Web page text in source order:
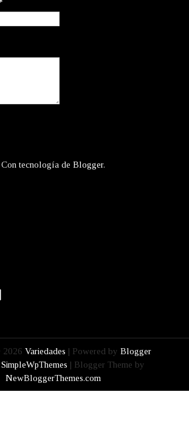
Con tecnología de Blogger.
2026 Variedades | Powered by Blogger
SimpleWpThemes | Blogger Theme by
NewBloggerThemes.com